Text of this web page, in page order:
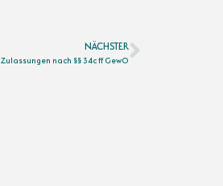
NÄCHSTER
Zulassungen nach §§ 34c ff GewO